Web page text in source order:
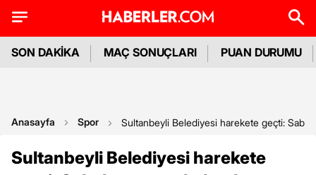
SON DAKİKA MAÇ SONUÇLARI PUAN DURUMU
Anasayfa Spor Sultanbeyli Belediyesi harekete geçti:
Sultanbeyli Belediyesi harekete